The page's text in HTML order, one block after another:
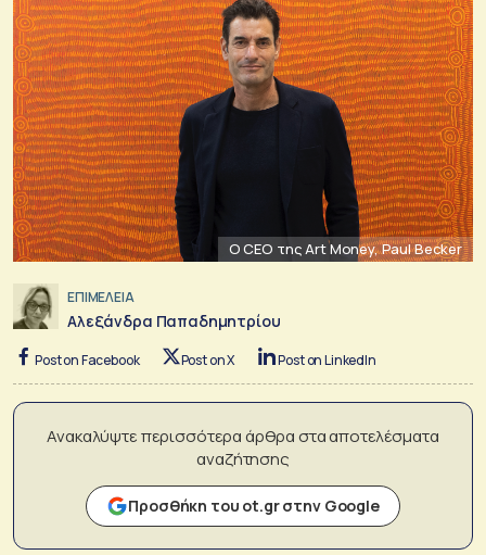
O CEO της Art Money, Paul Becker
ΕΠΙΜΕΛΕΙΑ
Αλεξάνδρα Παπαδημητρίου
Post on Facebook Post on X Post on LinkedIn
Ανακαλύψτε περισσότερα άρθρα στα αποτελέσματα
αναζήτησης
Προσθήκη του ot.gr στην Google